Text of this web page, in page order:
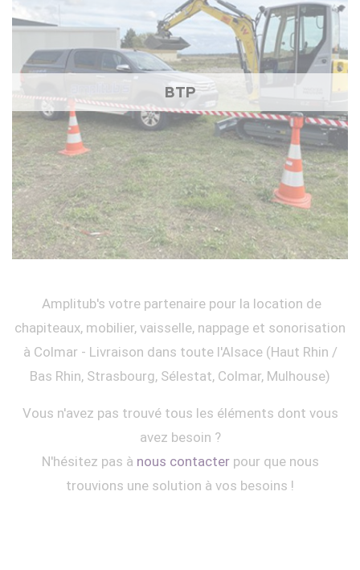
BTP
Amplitub's votre partenaire pour la location de
chapiteaux, mobilier, vaisselle, nappage et sonorisation
à Colmar - Livraison dans toute l'Alsace (Haut Rhin /
Bas Rhin, Strasbourg, Sélestat, Colmar, Mulhouse)
Vous n'avez pas trouvé tous les éléments dont vous
avez besoin ?
N'hésitez pas à nous contacterpour que nous
trouvions une solution à vos besoins !